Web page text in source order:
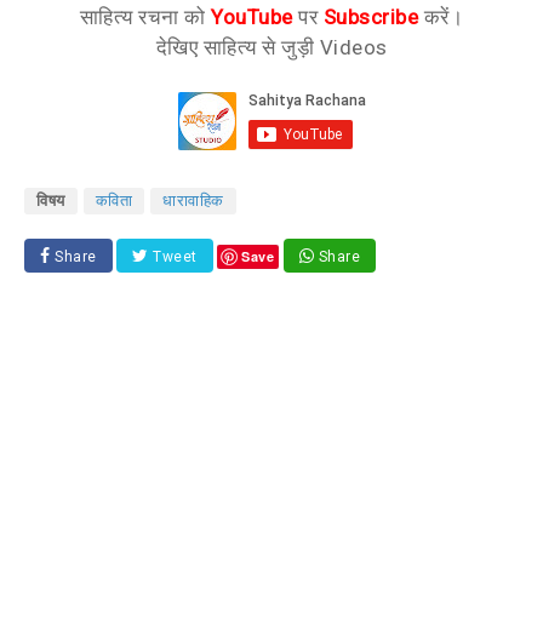
साहित्य रचना कोYouTubeपर Subscribeकरें।
देखिए साहित्य से जुड़ी Videos
विषय कविता धारावाहिक
Share Tweet Save Share